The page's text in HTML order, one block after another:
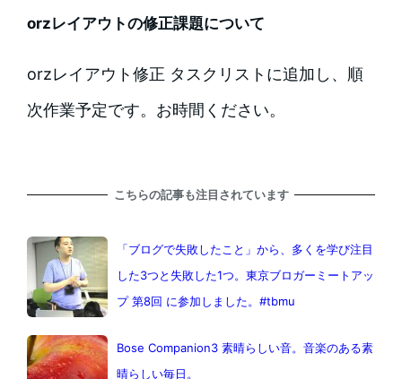
orzレイアウトの修正課題について
orzレイアウト修正 タスクリストに追加し、順
次作業予定です。お時間ください。
こちらの記事も注目されています
「ブログで失敗したこと」から、多くを学び注目
した3つと失敗した1つ。東京ブロガーミートアッ
プ 第8回 に参加しました。#tbmu
Bose Companion3 素晴らしい音。音楽のある素
晴らしい毎日。